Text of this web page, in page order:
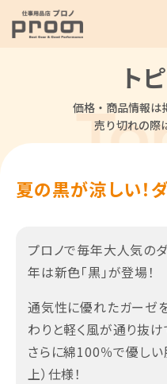
ト
価格・商品情報は
売り切れの際
夏の黒が涼しい！
プロノで毎年大人気の
年は新色「黒」が登場！
通気性に優れたガーゼ
わりと軽く風が通り抜け
さらに綿100％で優しい
上）仕様！